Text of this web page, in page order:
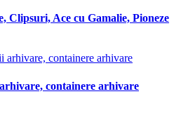
Clipsuri, Ace cu Gamalie, Pioneze
containere arhivare